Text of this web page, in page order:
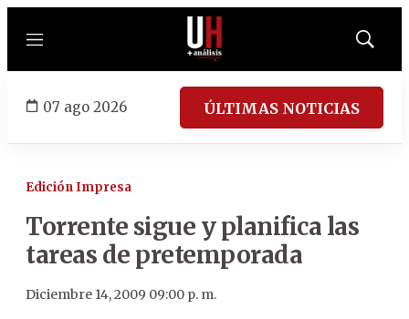
Menú
Mostrar
07 ago 2026 ÚLTIMAS NOTICIAS
Edición Impresa
Torrente sigue y planifica las
tareas de pretemporada
Diciembre 14, 2009 09:00 p. m.